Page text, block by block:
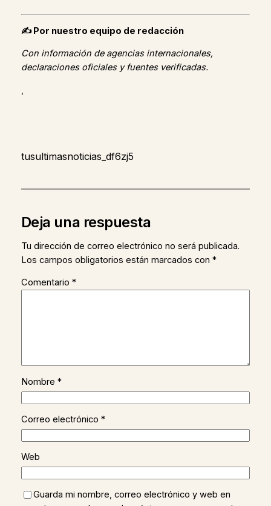
✍️Por nuestro equipo de redacción
Con información de agencias internacionales,
declaraciones oficiales y fuentes verificadas.
,
tusultimasnoticias_df6zj5
Deja una respuesta
Tu dirección de correo electrónico no será publicada.
Los campos obligatorios están marcados con *
Comentario *
Nombre *
Correo electrónico *
Web
Guarda mi nombre, correo electrónico y web en